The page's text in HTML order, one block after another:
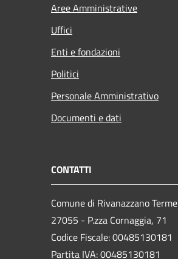
Aree Amministrative
Uffici
Enti e fondazioni
Politici
Personale Amministrativo
Documenti e dati
CONTATTI
Comune di Rivanazzano Terme
27055 - P.zza Cornaggia, 71
Codice Fiscale: 00485130181
Partita IVA: 00485130181